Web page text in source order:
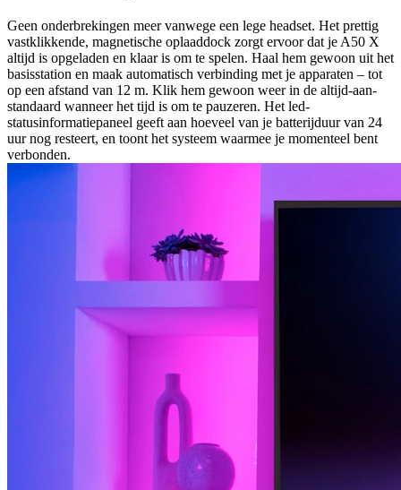
Geen onderbrekingen meer vanwege een lege headset. Het prettig
vastklikkende, magnetische oplaaddock zorgt ervoor dat je A50 X
altijd is opgeladen en klaar is om te spelen. Haal hem gewoon uit het
basisstation en maak automatisch verbinding met je apparaten – tot
op een afstand van 12 m. Klik hem gewoon weer in de altijd-aan-
standaard wanneer het tijd is om te pauzeren. Het led-
statusinformatiepaneel geeft aan hoeveel van je batterijduur van 24
uur nog resteert, en toont het systeem waarmee je momenteel bent
verbonden.